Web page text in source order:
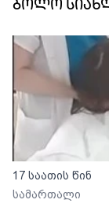
ბოლო
17 საათის წინ
სამართალი